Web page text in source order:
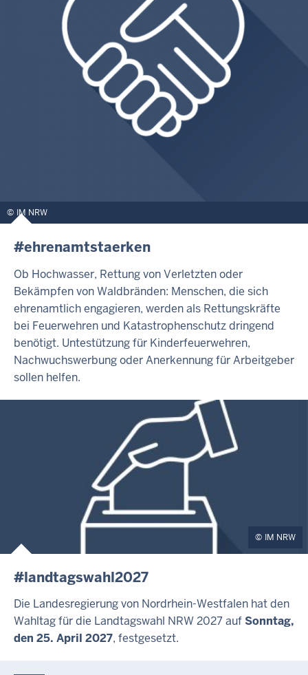
IM NRW
#ehrenamtstaerken
Ob Hochwasser, Rettung von Verletzten oder
Bekämpfen von Waldbränden: Menschen, die sich
ehrenamtlich engagieren, werden als Rettungskräfte
bei Feuerwehren und Katastrophenschutz dringend
benötigt. Untestützung für Kinderfeuerwehren,
Nachwuchswerbung oder Anerkennung für Arbeitgeber
sollen helfen.
IM NRW
#landtagswahl2027
Die Landesregierung von Nordrhein-Westfalen hat den
Wahltag für die Landtagswahl NRW 2027 aufSonntag,
den 25. April 2027, festgesetzt.